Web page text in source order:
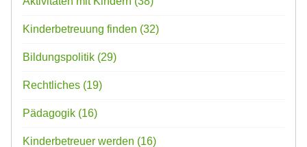
Kinderbetreuung finden (32)
Bildungspolitik (29)
Rechtliches (19)
Pädagogik (16)
Kinderbetreuer werden (16)